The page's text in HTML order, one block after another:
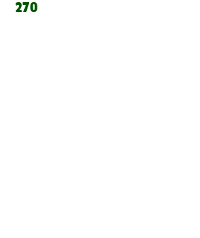
270